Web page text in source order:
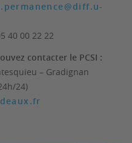
40 00 22 22
contacter le PCSI :
– Gradignan
24)